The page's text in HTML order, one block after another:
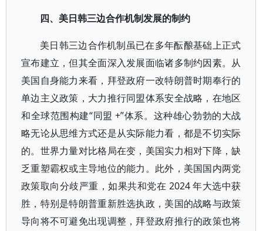
四、美日韩三边合作机制发展的制约
美日韩三边合作机制虽已在多年酝酿基础上正式
宣布建立，但其全面深入发展面临诸多制约因素。从
美国自身能力来看，拜登政府一改特朗普时期奉行的
单边主义政策，大力推行同盟体系安全战略，在地区
和全球范围构建“同盟 +”体系。这种雄心勃勃的大战
略无论从思维方式还是从实际能力看，都是不切实际
的。世界力量对比格局在变，美国实力相对下降，缺
乏重塑霸权或主导地位的能力。此外，美国国内两党
政策取向分歧严重，如果共和党在 2024 年大选中获
胜，特别是特朗普重新胜选执政，美国的战略与政策
导向将不可避免出现调整，拜登政府推行的政策也将